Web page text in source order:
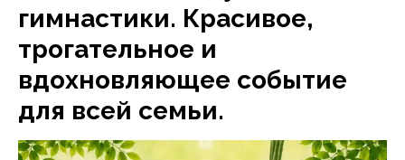
гимнастики. Красивое,
трогательное и
вдохновляющее событие
для всей семьи.